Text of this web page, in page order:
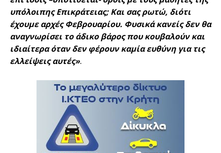
υπόλοιπης Επικράτειας; Και σας ρωτώ, διότι
έχουμε αρχές Φεβρουαρίου. Φυσικά κανείς δεν θα
αναγνωρίσει το άδικο βάρος που κουβαλούν και
ιδιαίτερα όταν δεν φέρουν καμία ευθύνη για τις
ελλείψεις αυτές».